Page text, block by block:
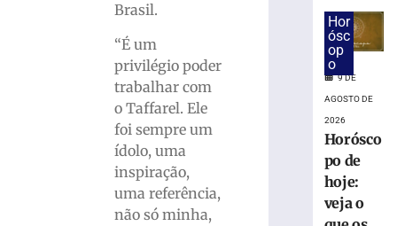
Brasil.
“É um
privilégio poder
trabalhar com
o Taffarel. Ele
foi sempre um
ídolo, uma
inspiração,
uma referência,
não só minha,
corrida
noturna
agosto
Hor
ósc
op
o
9 DE
AGOSTO DE
2026
Horósco
po de
hoje:
veja o